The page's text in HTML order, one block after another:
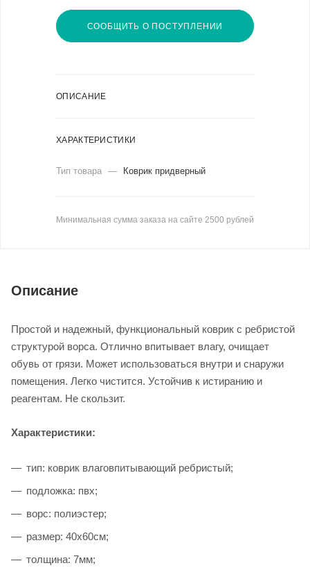
СООБЩИТЬ О ПОСТУПЛЕНИИ
ОПИСАНИЕ
ХАРАКТЕРИСТИКИ
Тип товара — Коврик придверный
Минимальная сумма заказа на сайте 2500 рублей
Описание
Простой и надежный, функциональный коврик с ребристой
структурой ворса. Отлично впитывает влагу, очищает
обувь от грязи. Может использоваться внутри и снаружи
помещения. Легко чистится. Устойчив к истиранию и
реагентам. Не скользит.
Характеристики:
тип: коврик влаговпитывающий ребристый;
подложка: пвх;
ворс: полиэстер;
размер: 40х60см;
толщина: 7мм;